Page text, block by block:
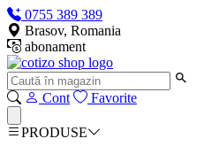
0755 389 389
Brasov, Romania
abonament
Cont Favorite
PRODUSE